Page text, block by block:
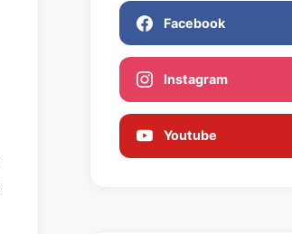
Facebook
Instagram
Youtube